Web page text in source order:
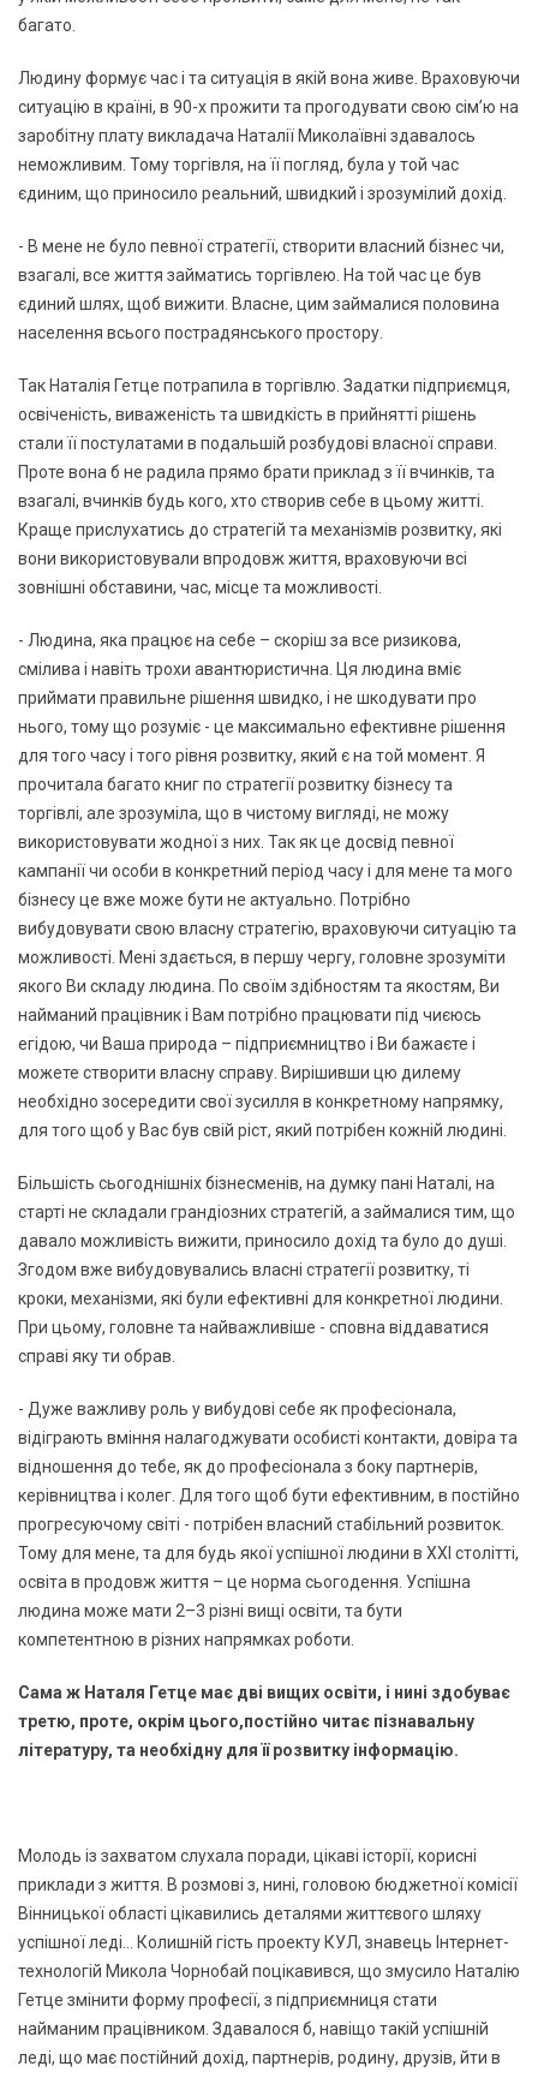
багато.
Людину формує час і та ситуація в якій вона живе. Враховуючи
ситуацію в країні, в 90-х прожити та прогодувати свою сім’ю на
заробітну плату викладача Наталії Миколаївні здавалось
неможливим. Тому торгівля, на її погляд, була у той час
єдиним, що приносило реальний, швидкий і зрозумілий дохід.
- В мене не було певної стратегії, створити власний бізнес чи,
взагалі, все життя займатись торгівлею. На той час це був
єдиний шлях, щоб вижити. Власне, цим займалися половина
населення всього пострадянського простору.
Так Наталія Гетце потрапила в торгівлю. Задатки підприємця,
освіченість, виваженість та швидкість в прийнятті рішень
стали її постулатами в подальшій розбудові власної справи.
Проте вона б не радила прямо брати приклад з її вчинків, та
взагалі, вчинків будь кого, хто створив себе в цьому житті.
Краще прислухатись до стратегій та механізмів розвитку, які
вони використовували впродовж життя, враховуючи всі
зовнішні обставини, час, місце та можливості.
- Людина, яка працює на себе – скоріш за все ризикова,
смілива і навіть трохи авантюристична. Ця людина вміє
приймати правильне рішення швидко, і не шкодувати про
нього, тому що розуміє - це максимально ефективне рішення
для того часу і того рівня розвитку, який є на той момент. Я
прочитала багато книг по стратегії розвитку бізнесу та
торгівлі, але зрозуміла, що в чистому вигляді, не можу
використовувати жодної з них. Так як це досвід певної
кампанії чи особи в конкретний період часу і для мене та мого
бізнесу це вже може бути не актуально. Потрібно
вибудовувати свою власну стратегію, враховуючи ситуацію та
можливості. Мені здається, в першу чергу, головне зрозуміти
якого Ви складу людина. По своїм здібностям та якостям, Ви
найманий працівник і Вам потрібно працювати під чиєюсь
егідою, чи Ваша природа – підприємництво і Ви бажаєте і
можете створити власну справу. Вирішивши цю дилему
необхідно зосередити свої зусилля в конкретному напрямку,
для того щоб у Вас був свій ріст, який потрібен кожній людині.
Більшість сьогоднішніх бізнесменів, на думку пані Наталі, на
старті не складали грандіозних стратегій, а займалися тим, що
давало можливість вижити, приносило дохід та було до душі.
Згодом вже вибудовувались власні стратегії розвитку, ті
кроки, механізми, які були ефективні для конкретної людини.
При цьому, головне та найважливіше - сповна віддаватися
справі яку ти обрав.
- Дуже важливу роль у вибудові себе як професіонала,
відіграють вміння налагоджувати особисті контакти, довіра та
відношення до тебе, як до професіонала з боку партнерів,
керівництва і колег. Для того щоб бути ефективним, в постійно
прогресуючому світі - потрібен власний стабільний розвиток.
Тому для мене, та для будь якої успішної людини в ХХІ столітті,
освіта в продовж життя – це норма сьогодення. Успішна
людина може мати 2–3 різні вищі освіти, та бути
компетентною в різних напрямках роботи.
Сама ж Наталя Гетце має дві вищих освіти, і нині здобуває
третю, проте, окрім цього,постійно читає пізнавальну
літературу, та необхідну для її розвитку інформацію.
Молодь із захватом слухала поради, цікаві історії, корисні
приклади з життя. В розмові з, нині, головою бюджетної комісії
Вінницької області цікавились деталями життєвого шляху
успішної леді... Колишній гість проекту КУЛ, знавець Інтернет-
технологій Микола Чорнобай поцікавився, що змусило Наталію
Гетце змінити форму професії, з підприємниця стати
найманим працівником. Здавалося б, навіщо такій успішній
леді, що має постійний дохід, партнерів, родину, друзів, йти в